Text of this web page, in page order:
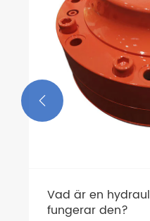
Vad är en
fungerar den?
